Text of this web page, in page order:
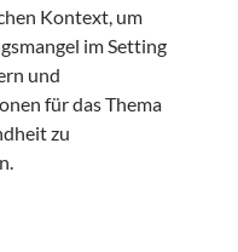
Kontext, um
im Setting
und
für das Thema
zu